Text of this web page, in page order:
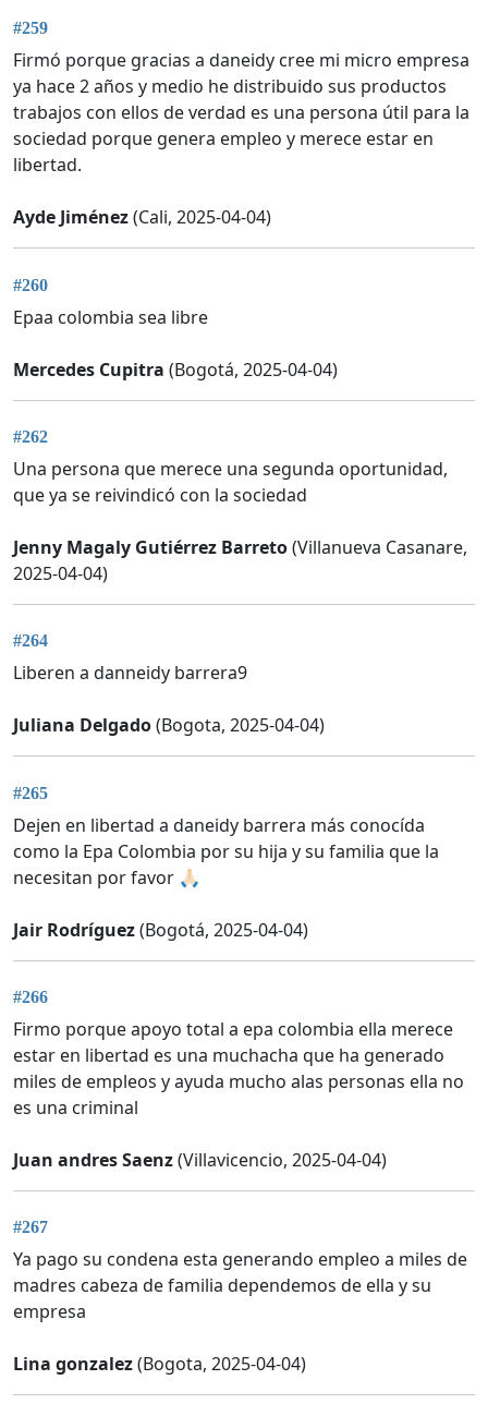
#259
Firmó porque gracias a daneidy cree mi micro empresa
ya hace 2 años y medio he distribuido sus productos
trabajos con ellos de verdad es una persona útil para la
sociedad porque genera empleo y merece estar en
libertad.
Ayde Jiménez(Cali, 2025-04-04)
#260
Epaa colombia sea libre
Mercedes Cupitra (Bogotá, 2025-04-04)
#262
Una persona que merece una segunda oportunidad,
que ya se reivindicó con la sociedad
Jenny Magaly Gutiérrez Barreto(Villanueva Casanare,
2025-04-04)
#264
Liberen a danneidy barrera9
Juliana Delgado(Bogota, 2025-04-04)
#265
Dejen en libertad a daneidy barrera más conocída
como la Epa Colombia por su hija y su familia que la
necesitan por favor 🙏🏻
Jair Rodríguez(Bogotá, 2025-04-04)
#266
Firmo porque apoyo total a epa colombia ella merece
estar en libertad es una muchacha que ha generado
miles de empleos y ayuda mucho alas personas ella no
es una criminal
Juan andres Saenz(Villavicencio, 2025-04-04)
#267
Ya pago su condena esta generando empleo a miles de
madres cabeza de familia dependemos de ella y su
empresa
Lina gonzalez(Bogota, 2025-04-04)